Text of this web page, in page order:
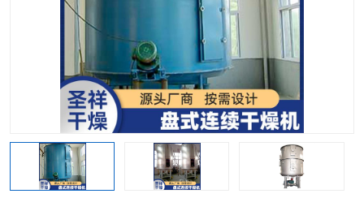
热风循环烘箱 喷雾干燥机
振动流化床干燥机 盘式干燥机